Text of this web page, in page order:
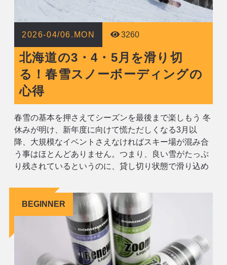
2026-04/06.MON 3260
北海道の3・4・5月を滑り切
る！春雪スノーボーディングの
心得
春雪の基本を押さえてシーズンを最後まで楽しもう 冬
休みが明け、新年度に向けて慌ただしくなる3月以
降、大規模なイベントさえなければスキー場が混み合
う事はほとんどありません。つまり、良い雪がたっぷ
り残されているというのに、貸し切り状態で滑り込め
ーズンもラストスパート。しっとりパウダー、引き締
まったピステン、ハードバーン、シャラシャラ
BEGINNER